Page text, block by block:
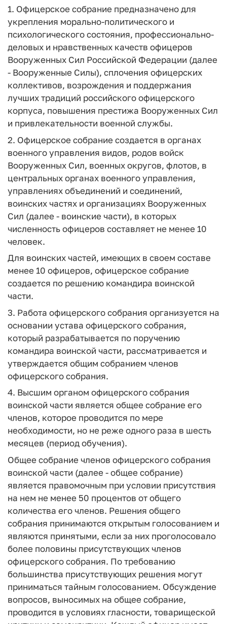
1. Офицерское собрание предназначено для
укрепления морально-политического и
психологического состояния, профессионально-
деловых и нравственных качеств офицеров
Вооруженных Сил Российской Федерации (далее
- Вооруженные Силы), сплочения офицерских
коллективов, возрождения и поддержания
лучших традиций российского офицерского
корпуса, повышения престижа Вооруженных Сил
и привлекательности военной службы.
2. Офицерское собрание создается в органах
военного управления видов, родов войск
Вооруженных Сил, военных округов, флотов, в
центральных органах военного управления,
управлениях объединений и соединений,
воинских частях и организациях Вооруженных
Сил (далее - воинские части), в которых
численность офицеров составляет не менее 10
человек.
Для воинских частей, имеющих в своем составе
менее 10 офицеров, офицерское собрание
создается по решению командира воинской
части.
3. Работа офицерского собрания организуется на
основании устава офицерского собрания,
который разрабатывается по поручению
командира воинской части, рассматривается и
утверждается общим собранием членов
офицерского собрания.
4. Высшим органом офицерского собрания
воинской части является общее собрание его
членов, которое проводится по мере
необходимости, но не реже одного раза в шесть
месяцев (период обучения).
Общее собрание членов офицерского собрания
воинской части (далее - общее собрание)
является правомочным при условии присутствия
на нем не менее 50 процентов от общего
количества его членов. Решения общего
собрания принимаются открытым голосованием и
являются принятыми, если за них проголосовало
более половины присутствующих членов
офицерского собрания. По требованию
большинства присутствующих решения могут
приниматься тайным голосованием. Обсуждение
вопросов, выносимых на общее собрание,
проводится в условиях гласности, товарищеской